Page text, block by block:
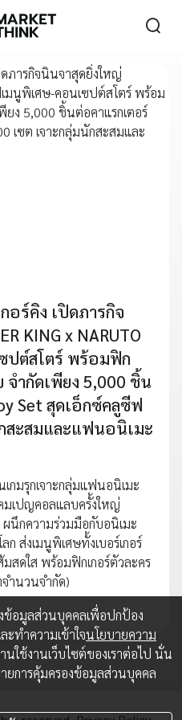
อร์คิง เปิดภารกิจ
KING x NARUTO
ปต์สโตร์ พร้อมฟิก
ำกัดเพียง 5,000 ชิ้น
Set สุดเอ็กซ์คลูซีฟ
สะสมและแฟนอนิเมะ
เกมรุกเจาะกลุ่มแฟนอนิเมะ
มเปญคอลแลบครั้งใหญ่
ผนึกความร่วมมือกับอนิเมะ
ส่งเมนูพิเศษทั้งเบอร์เกอร์
สดใส พร้อมฟิกเกอร์ตัวละคร
ำนวนจำกัด)
ข้อมูลส่วนบุคคลเพื่อปกป้อง
ทำความเข้าใจนโยบายความ
นใช้งานเว็บไซต์ของเราต่อไป นั่น
ยการคุ้มครองข้อมูลส่วนบุคคล